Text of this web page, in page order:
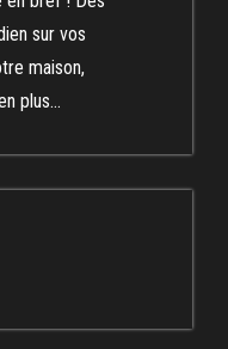
sur vos
maison,
plus...